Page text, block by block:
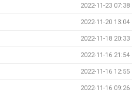
2022-11-23 07:38
2022-11-20 13:04
2022-11-18 20:33
2022-11-16 21:54
2022-11-16 12:55
2022-11-16 09:26